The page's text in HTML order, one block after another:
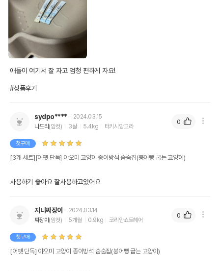
애들이 여기서 잘 자고 엄청 편하게 자요!
#상품후기
sydpo****
2024.03.15
나드리 (암컷) 3살 5.4kg 터키시앙고라
첫구매
[3개 세트][어펫 단독] 야오미 고양이 종이방석 숨숨집(붕어빵 굽는 고양이)
사용하기 좋아요 잘사용하고있어요
0
지니짜장이
2024.03.14
짜장이 (암컷) 5개월 0.9kg 코리안쇼트헤어
첫구매
[어펫 단독] 야오미 고양이 종이방석 숨숨집(붕어빵 굽는 고양이)
0